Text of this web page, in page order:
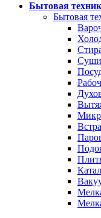
Бытовая
Бытовая